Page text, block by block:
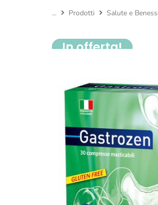
... Prodotti Salute e
In offerta!